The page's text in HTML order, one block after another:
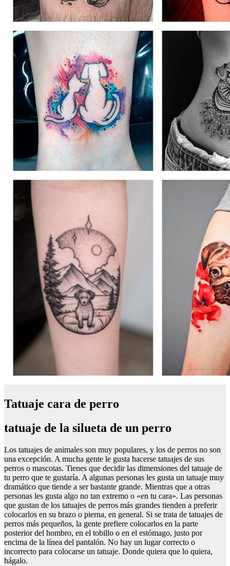
Tatuaje cara de perro
tatuaje de la silueta de un perro
Los tatuajes de animales son muy populares, y los de perros no son
una excepción. A mucha gente le gusta hacerse tatuajes de sus
perros o mascotas. Tienes que decidir las dimensiones del tatuaje de
tu perro que te gustaría. A algunas personas les gusta un tatuaje muy
dramático que tiende a ser bastante grande. Mientras que a otras
personas les gusta algo no tan extremo o «en tu cara». Las personas
que gustan de los tatuajes de perros más grandes tienden a preferir
colocarlos en su brazo o pierna, en general. Si se trata de tatuajes de
perros más pequeños, la gente prefiere colocarlos en la parte
posterior del hombro, en el tobillo o en el estómago, justo por
encima de la línea del pantalón. No hay un lugar correcto o
incorrecto para colocarse un tatuaje. Donde quiera que lo quiera,
hágalo.